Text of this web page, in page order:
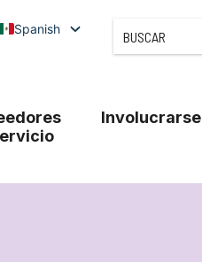
Spanish
Involucrarse